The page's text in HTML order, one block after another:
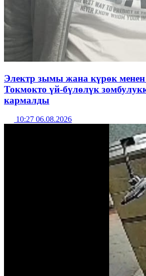
Электр зымы жана күрөк менен
Токмокто үй-бүлөлүк
кармалды
10:27 06.08.2026